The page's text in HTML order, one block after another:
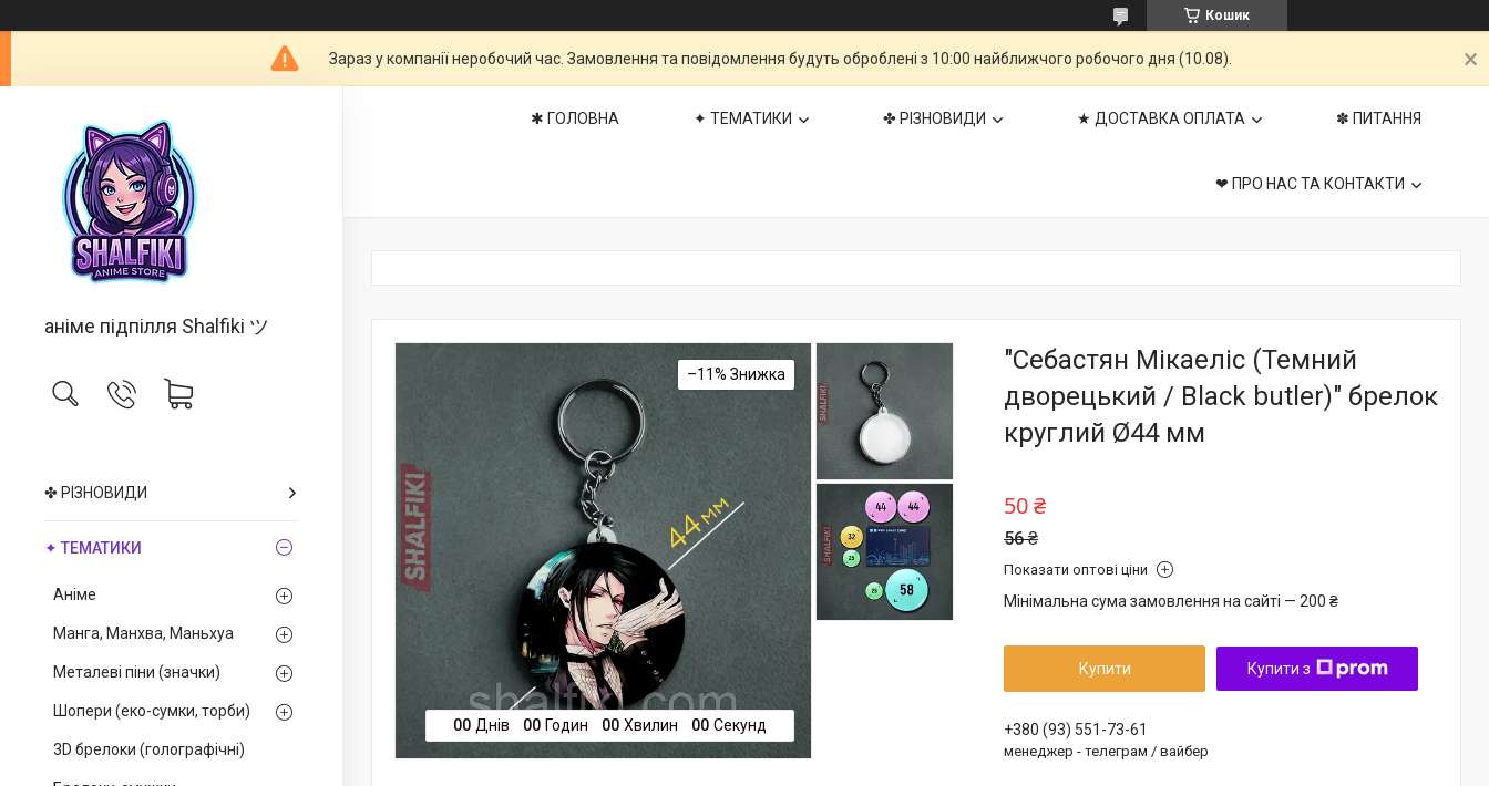
Кошик
Зараз у компанії неробочий час. Замовлення та повідомлення будуть оброблені з 10:00 найближчого робочого дня (10.08).
аніме підпілля Shalfiki ツ
✤ РІЗНОВИДИ
✦ ТЕМАТИКИ
Аніме
Манга, Манхва, Маньхуа
Металеві піни (значки)
Шопери (еко-сумки, торби)
3D брелоки (голографічні)
✱ ГОЛОВНА ✦ ТЕМАТИКИ ✤ РІЗНОВИДИ ★ ДОСТАВКА ОПЛАТА ✽ ПИТАННЯ
❤ ПРО НАС ТА КОНТАКТИ
–11%
00 Днів 00 Годин 00 Хвилин 00 Секунд
"Себастян Мікаеліс (Темний
дворецький / Black butler)" брелок
круглий Ø44 мм
56 ₴
50 ₴
Показати оптові ціни
Мінімальна сума замовлення на сайті — 200 ₴
Купити Купити з
+380 (93) 551-73-61
менеджер - телеграм / вайбер